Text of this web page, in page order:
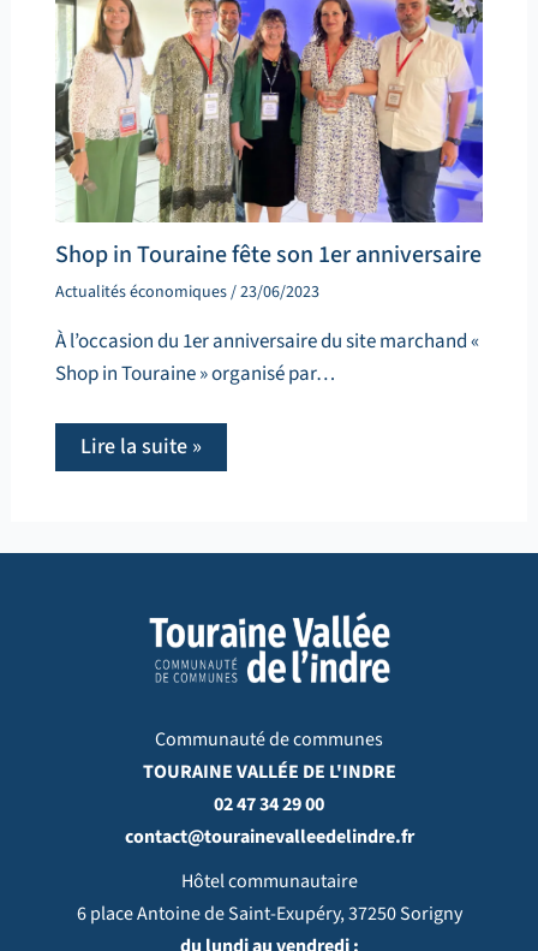
Shop in Touraine fête son 1er anniversaire
Actualités économiques/23/06/2023
À l’occasion du 1er anniversaire du site marchand «
Shop in Touraine » organisé par…
Lire la suite »
Communauté de communes
TOURAINE VALLÉE DE L'INDRE
02 47 34 29 00
contact@tourainevalleedelindre.fr
Hôtel communautaire
6 place Antoine de Saint-Exupéry, 37250 Sorigny